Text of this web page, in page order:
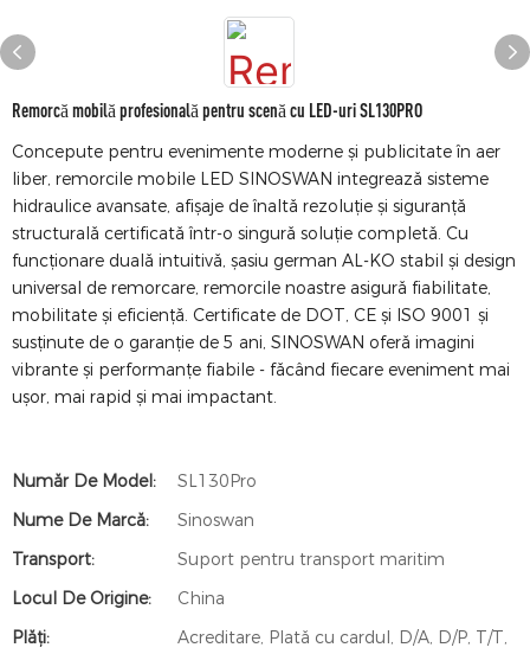
Remorcă mobilă profesională pentru scenă cu LED-uri SL130PRO
Concepute pentru evenimente moderne și publicitate în aer
liber, remorcile mobile LED SINOSWAN integrează sisteme
hidraulice avansate, afișaje de înaltă rezoluție și siguranță
structurală certificată într-o singură soluție completă. Cu
funcționare duală intuitivă, șasiu german AL-KO stabil și design
universal de remorcare, remorcile noastre asigură fiabilitate,
mobilitate și eficiență. Certificate de DOT, CE și ISO 9001 și
susținute de o garanție de 5 ani, SINOSWAN oferă imagini
vibrante și performanțe fiabile - făcând fiecare eveniment mai
ușor, mai rapid și mai impactant.
Număr De Model:
SL130Pro
Nume De Marcă:
Sinoswan
Transport:
Suport pentru transport maritim
Locul De Origine:
China
Plăți:
Acreditare, Plată cu cardul, D/A, D/P, T/T,